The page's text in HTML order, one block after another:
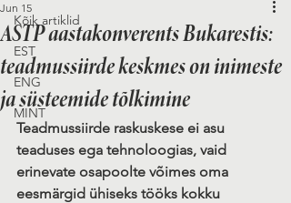
Kõik artiklid
EST
ENG
MINT
ASTP aastakonverents Bukarestis:
teadmussiirde keskmes on inimeste
ja süsteemide tõlkimine
Jun 15
Teadmussiirde raskuskese ei asu
teaduses ega tehnoloogias, vaid
erinevate osapoolte võimes oma
eesmärgid ühiseks tööks kokku